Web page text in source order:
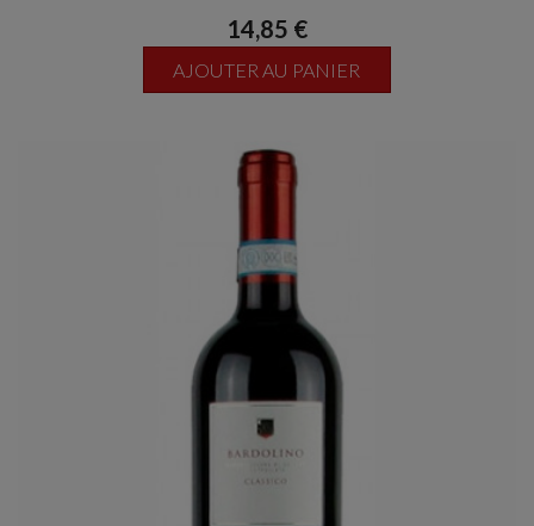
14,85 €
AJOUTER AU PANIER